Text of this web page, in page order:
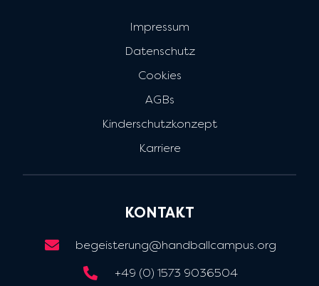
Impressum
Datenschutz
Cookies
AGBs
Kinderschutzkonzept
Karriere
KONTAKT
begeisterung@handballcampus.org
+49 (0) 1573 9036504